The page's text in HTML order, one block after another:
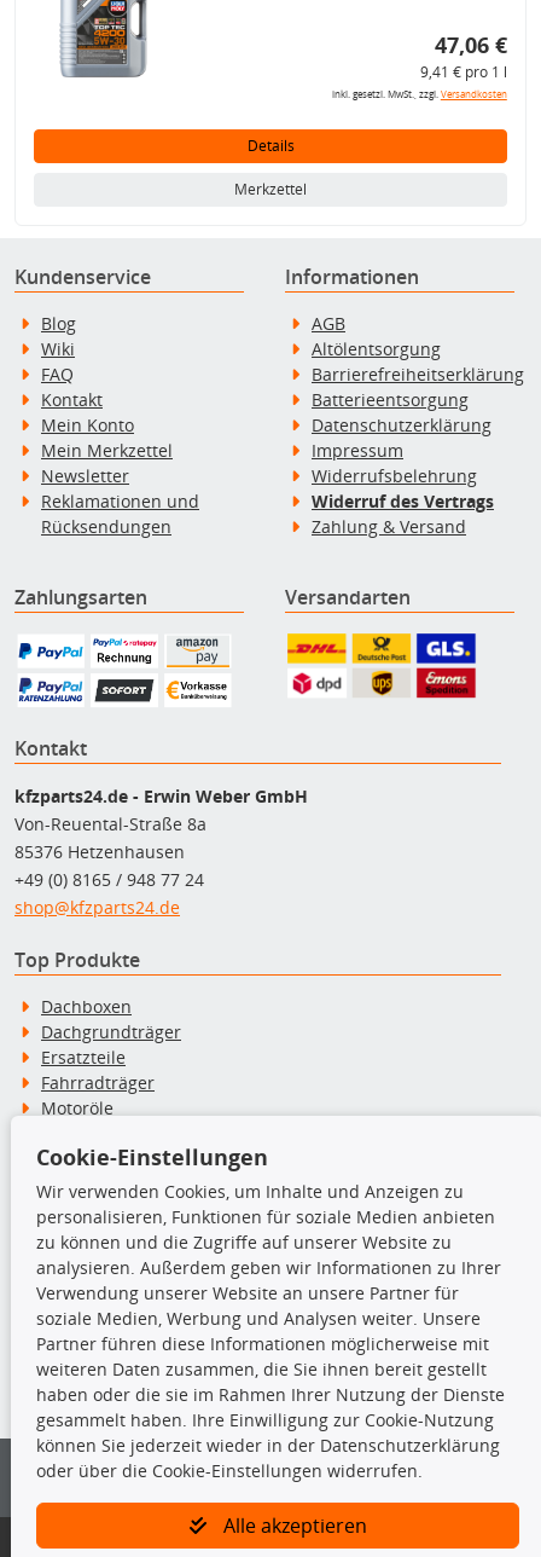
47,06 €
9,41 € pro 1 l
inkl. gesetzl. MwSt., zzgl.Versandkosten
Details
Merkzettel
Kundenservice
Blog
Wiki
FAQ
Kontakt
Mein Konto
Mein Merkzettel
Newsletter
Reklamationen und
Rücksendungen
Informationen
AGB
Altölentsorgung
Barrierefreiheitserklärung
Batterieentsorgung
Datenschutzerklärung
Impressum
Widerrufsbelehrung
Widerruf des Vertrags
Zahlung & Versand
Zahlungsarten Versandarten
Kontakt
kfzparts24.de - Erwin Weber GmbH
Von-Reuental-Straße 8a
85376 Hetzenhausen
+49 (0) 8165 / 948 77 24
shop@kfzparts24.de
Top Produkte
Dachboxen
Dachgrundträger
Ersatzteile
Fahrradträger
Motoröle
Schneeketten
TecDoc Inside
Die hier angezeigten Daten insbesondere die gesamte Datenbank dürfen
nicht kopiert werden.
Es ist zu unterlassen, die Daten oder die gesamte Datenbank ohne
vorherige Zustimmung von TecDoc zu vervielfältigen, zu verbreiten
und/oder diese Handlungen durch Dritte ausführen zu lassen. Ein
Bitte prüfen Sie, ob das über unseren Onlineshop identifizierte Ersatzteil
Cookie-Einstellungen
Wir verwenden Cookies, um Inhalte und Anzeigen zu
personalisieren, Funktionen für soziale Medien anbieten
zu können und die Zugriffe auf unserer Website zu
analysieren. Außerdem geben wir Informationen zu Ihrer
Verwendung unserer Website an unsere Partner für
soziale Medien, Werbung und Analysen weiter. Unsere
Partner führen diese Informationen möglicherweise mit
weiteren Daten zusammen, die Sie ihnen bereit gestellt
haben oder die sie im Rahmen Ihrer Nutzung der Dienste
gesammelt haben. Ihre Einwilligung zur Cookie-Nutzung
können Sie jederzeit wieder in der Datenschutzerklärung
oder über die Cookie-Einstellungen widerrufen.
Alle akzeptieren